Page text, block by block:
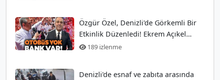
Özgür Özel, Denizli'de Görkemli Bir
Etkinlik Düzenledi! Ekrem Açıkel
Tarihi Olayı
189 izlenme
Denizli'de esnaf ve zabıta arasında